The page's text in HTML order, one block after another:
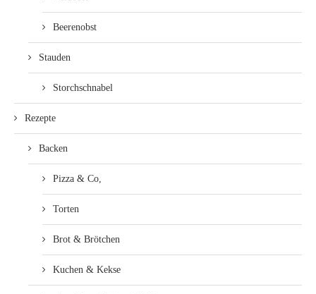
Beerenobst
Stauden
Storchschnabel
Rezepte
Backen
Pizza & Co,
Torten
Brot & Brötchen
Kuchen & Kekse